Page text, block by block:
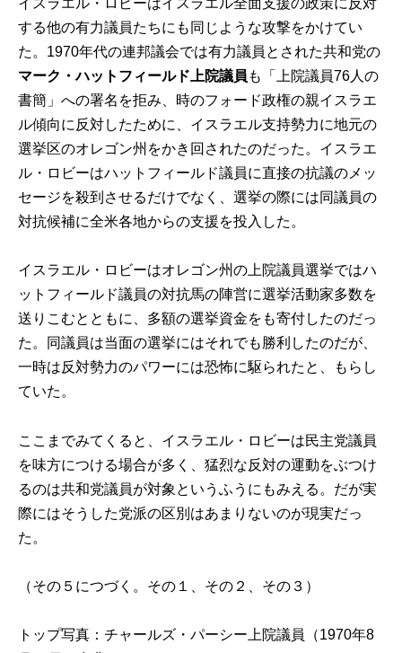
イスラエル・ロビーはイスラエル全面支援の政策に反対
する他の有力議員たちにも同じような攻撃をかけてい
た。1970年代の連邦議会では有力議員とされた共和党の
マーク・ハットフィールド上院議員 も「上院議員76人の
書簡」への署名を拒み、時のフォード政権の親イスラエ
ル傾向に反対したために、イスラエル支持勢力に地元の
選挙区のオレゴン州をかき回されたのだった。イスラエ
ル・ロビーはハットフィールド議員に直接の抗議のメッ
セージを殺到させるだけでなく、選挙の際には同議員の
対抗候補に全米各地からの支援を投入した。
イスラエル・ロビーはオレゴン州の上院議員選挙ではハ
ットフィールド議員の対抗馬の陣営に選挙活動家多数を
送りこむとともに、多額の選挙資金をも寄付したのだっ
た。同議員は当面の選挙にはそれでも勝利したのだが、
一時は反対勢力のパワーには恐怖に駆られたと、もらし
ていた。
ここまでみてくると、イスラエル・ロビーは民主党議員
を味方につける場合が多く、猛烈な反対の運動をぶつけ
るのは共和党議員が対象というふうにもみえる。だが実
際にはそうした党派の区別はあまりないのが現実だっ
た。
（その５につづく。 その１ その２ その３ ）
トップ写真：チャールズ・パーシー上院議員（1970年8